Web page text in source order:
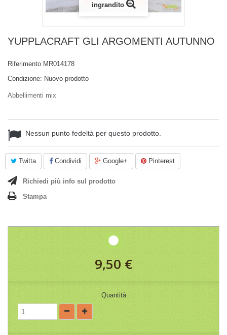
ingrandito
YUPPLACRAFT GLI ARGOMENTI AUTUNNO
Riferimento MR014178
Condizione: Nuovo prodotto
Abbellimenti mix
Nessun punto fedeltà per questo prodotto.
Twitta Condividi Google+ Pinterest
Richiedi più info sul prodotto
Stampa
9,50 €
Quantità